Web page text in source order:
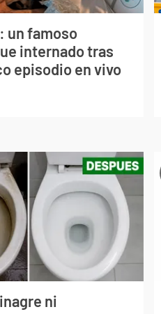
un famoso
internado tras
episodio en vivo
ni